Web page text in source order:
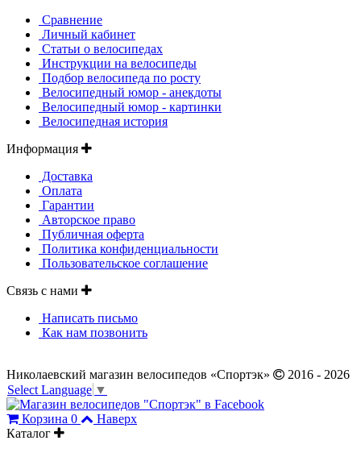
Сравнение
Личный кабинет
Статьи о велосипедах
Инструкции на велосипеды
Подбор велосипеда по росту
Велосипедный юмор - анекдоты
Велосипедный юмор - картинки
Велосипедная история
Информация
Доставка
Оплата
Гарантии
Авторское право
Публичная оферта
Политика конфиденциальности
Пользовательское соглашение
Связь с нами
Написать письмо
Как нам позвонить
Николаевский магазин велосипедов «Спортэк»
2016 - 2026
Select Language ▼
Корзина 0
Наверх
Каталог